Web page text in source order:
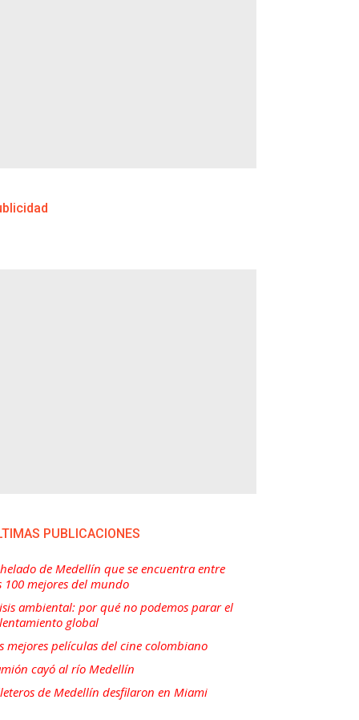
PUBLICACIONES
de Medellín que se encuentra entre
100 mejores del mundo
ambiental: por qué no podemos parar el
global
mejores películas del cine colombiano
cayó al río Medellín
de Medellín desfilaron en Miami